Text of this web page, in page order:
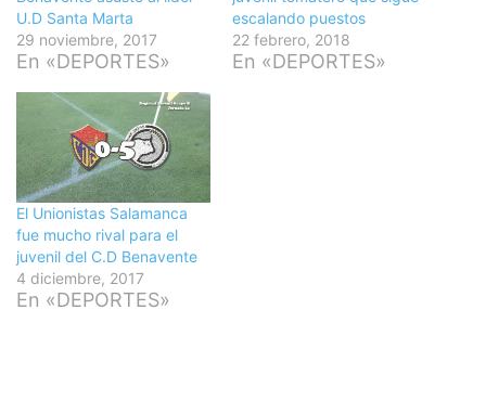
U.D Santa Marta
29 noviembre, 2017
En «DEPORTES»
escalando puestos
22 febrero, 2018
En «DEPORTES»
El Unionistas Salamanca
fue mucho rival para el
juvenil del C.D Benavente
4 diciembre, 2017
En «DEPORTES»